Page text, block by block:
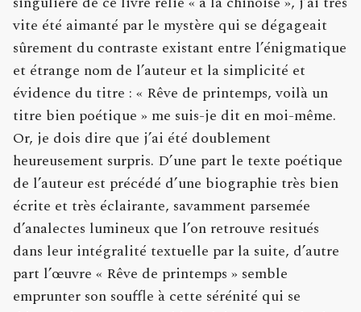
vite été aimanté par le mystère qui se dégageait
sûrement du contraste existant entre l’énigmatique
et étrange nom de l’auteur et la simplicité et
évidence du titre : « Rêve de printemps, voilà un
titre bien poétique » me suis-je dit en moi-même.
Or, je dois dire que j’ai été doublement
heureusement surpris. D’une part le texte poétique
de l’auteur est précédé d’une biographie très bien
écrite et très éclairante, savamment parsemée
d’analectes lumineux que l’on retrouve resitués
dans leur intégralité textuelle par la suite, d’autre
part l’œuvre « Rêve de printemps » semble
emprunter son souffle à cette sérénité qui se